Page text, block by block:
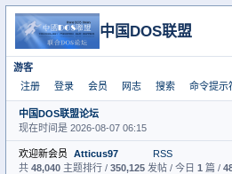
中国DOS联盟
游客
注册
登录 会员 网志 搜索 命令提示
中国DOS联盟论坛
现在时间是 2026-08-07 06:15
欢迎新会员 Atticus97
RSS
共 48,040 主题排行 / 350,125 发帖 / 今日 1 篇 /